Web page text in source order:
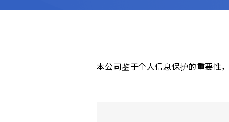
本公司鉴于个人信息保护的重要性